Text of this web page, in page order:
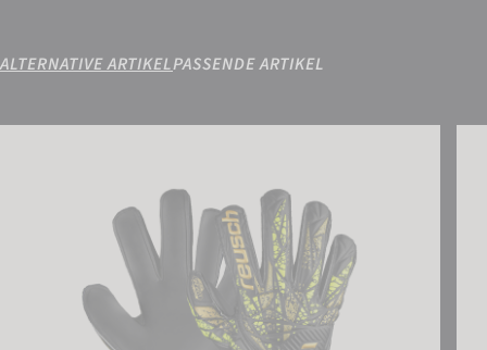
ALTERNATIVE ARTIKELPASSENDE ARTIKEL